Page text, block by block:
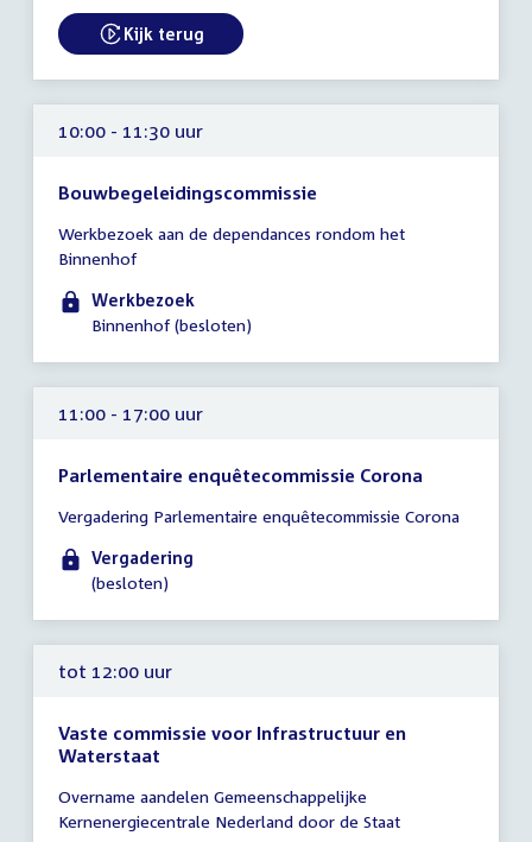
External link:
Kijk terug
10:00 - 11:30 uur
Bouwbegeleidingscommissie
vergadering
10:00
11:30
Werkbezoek aan de dependances rondom het
Binnenhof
Werkbezoek
Binnenhof (besloten)
11:00 - 17:00 uur
Parlementaire enquêtecommissie Corona
vergadering
11:00
-
uur
Vergadering Parlementaire enquêtecommissie Corona
Vergadering
(besloten)
tot 12:00 uur
Vaste commissie voor Infrastructuur en
Waterstaat
vergadering
tot
Overname aandelen Gemeenschappelijke
Kernenergiecentrale Nederland door de Staat